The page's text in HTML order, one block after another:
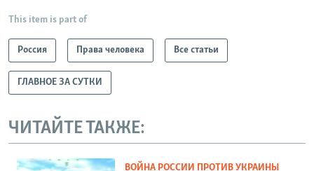
This item is part of
Россия Права человека Все статьи
ГЛАВНОЕ ЗА СУТКИ
ЧИТАЙТЕ ТАКЖЕ:
ВОЙНА РОССИИ ПРОТИВ УКРАИНЫ